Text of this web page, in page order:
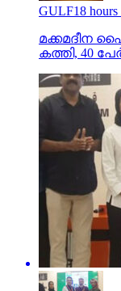
GULF18 hours
മക്കമദീന
കത്തി, 40